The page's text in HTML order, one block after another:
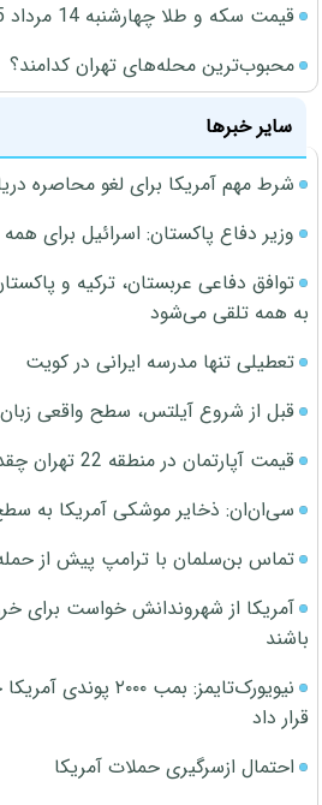
قیمت سکه و طلا چهارشنبه 14 مرداد 1405
محبوب‌ترین محله‌های تهران کدامند؟
سایر خبرها
شرط مهم آمریکا برای لغو محاصره
وزیر دفاع پاکستان: اسرائیل برای
توافق دفاعی عربستان، ترکیه و
به همه تلقی می‌شود
تعطیلی تنها مدرسه ایرانی در کویت
قبل از شروع آیلتس، سطح واقعی زبان
قیمت آپارتمان در منطقه 22 تهران چقدر است؟
سی‌ان‌ان: ذخایر موشکی آمریکا به
تماس بن‌سلمان با ترامپ پیش از حمله
آمریکا از شهروندانش خواست برای
باشند
نیویورک‌تایمز: بمب
قرار داد
احتمال ازسرگیری حملات آمریکا